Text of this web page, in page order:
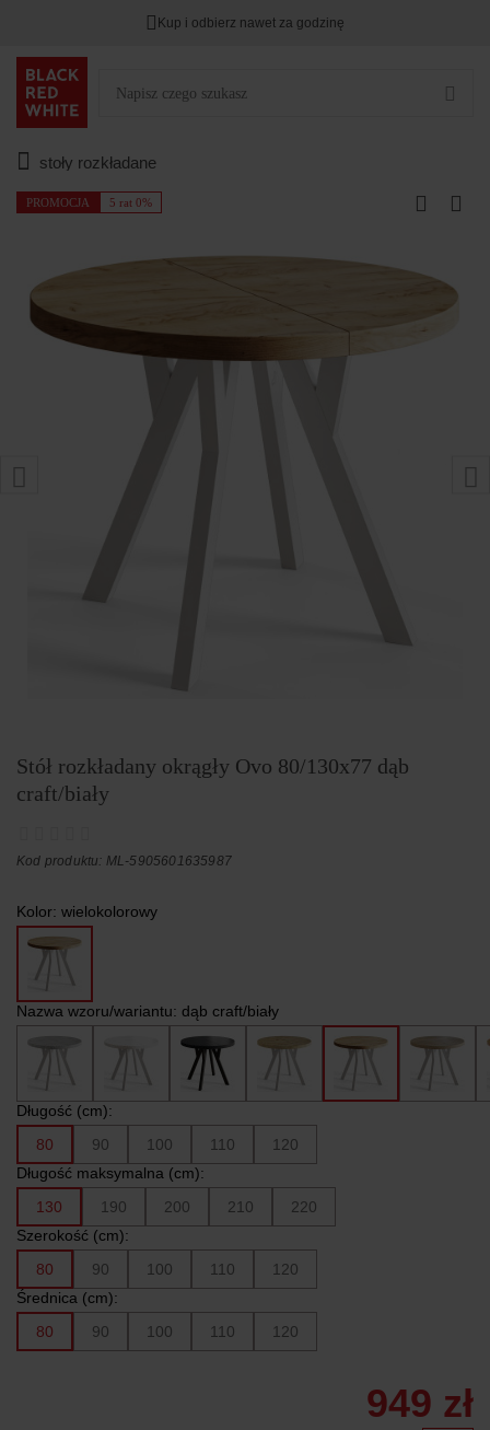
Kup i odbierz nawet za godzinę
stoły rozkładane
PROMOCJA 5 rat 0%
Stół rozkładany okrągły Ovo 80/130x77 dąb
craft/biały
Kod produktu: ML-5905601635987
Kolor: wielokolorowy
Nazwa wzoru/wariantu: dąb craft/biały
Długość (cm):
80
90 100 110
120
Długość maksymalna (cm):
130
190 200 210
220
Szerokość (cm):
80
90 100 110
120
Średnica (cm):
80
90 100 110 120
949 zł